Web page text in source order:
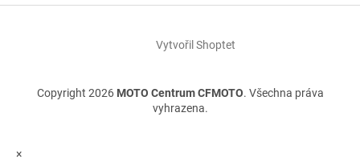
Vytvořil Shoptet
Copyright 2026 MOTO Centrum CFMOTO. Všechna práva
vyhrazena.
×